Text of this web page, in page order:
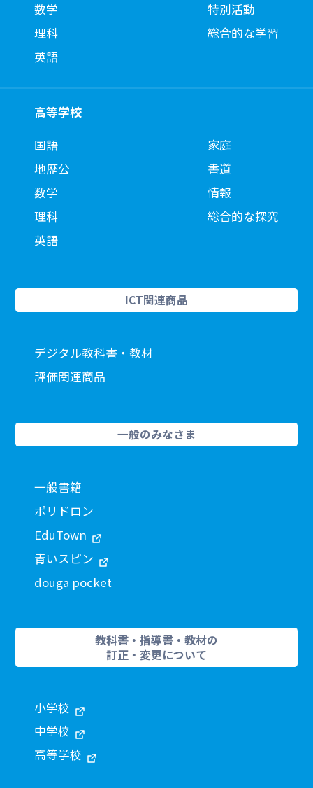
数学
理科
英語
特別活動
総合的な学習
高等学校
国語
地歴公
数学
理科
英語
家庭
書道
情報
総合的な探究
ICT関連商品
デジタル教科書・教材
評価関連商品
一般のみなさま
一般書籍
ポリドロン
EduTown
青いスピン
douga pocket
教科書・指導書・教材の
訂正・変更について
小学校
中学校
高等学校